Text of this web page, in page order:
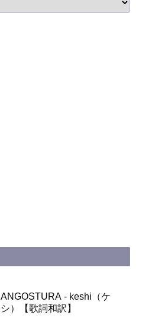
ANGOSTURA - keshi（ケ
シ）【歌詞和訳】